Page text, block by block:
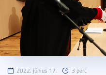
2022. június 17. 3 perc